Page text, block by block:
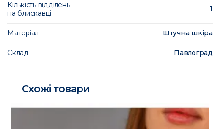
Кількість відділень
на блискавці
1
Матеріал Штучна шкіра
Склад Павлоград
Схожі товари